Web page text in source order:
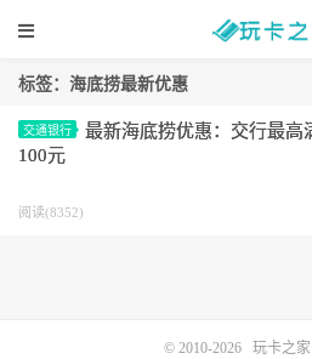
标签：海底捞最新优惠
交通银行
最新海底捞优惠：交行最高
100元
阅读(8352)
© 2010-2026 玩卡之家